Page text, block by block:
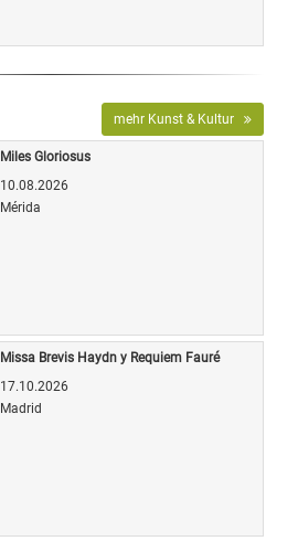
mehr Kunst & Kultur
Miles Gloriosus
10.08.2026
Mérida
Missa Brevis Haydn y Requiem Fauré
17.10.2026
Madrid